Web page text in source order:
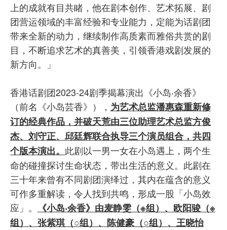
上的成就有目共睹，他在剧本创作、艺术拓展、剧
团营运领域的丰富经验和专业能力，定能为话剧团
带来全新的动力，继续制作高质素而雅俗共赏的剧
目，不断追求艺术的真善美，引领香港戏剧发展的
新方向。」
香港话剧团2023-24剧季揭幕演出《小岛‧余香》
（前名《小岛芸香》）， 为艺术总监潘惠森重新修
订的经典作品，并破天荒由三位助理艺术总监方俊
杰、刘守正、邱廷辉联合执导三个演员组合，共四
个版本演出。 此剧以一男一女在小岛遇上，两个生
命的碰撞探讨生命状态，带出生活的意义。此剧在
三十年来曾有不同剧团演绎过，其内在蕴含的意义
可作多重解读，令人找到共鸣，形成一股「小岛效
应」。
《小岛‧余香》由麦静雯（※组）、欧阳骏（※
组）、张紫琪（○组）、陈健豪（○组）、王晓怡